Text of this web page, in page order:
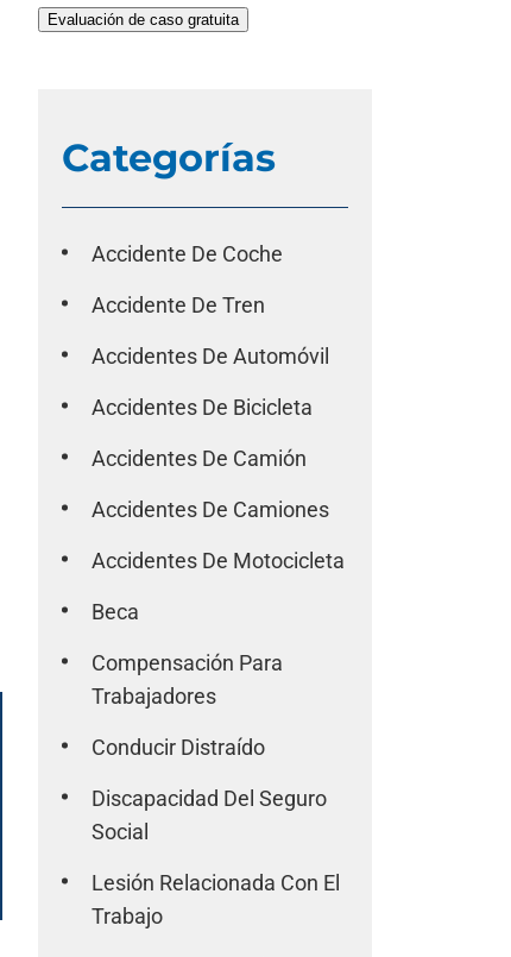
Evaluación de caso gratuita
Categorías
Accidente De Coche
Accidente De Tren
Accidentes De Automóvil
Accidentes De Bicicleta
Accidentes De Camión
Accidentes De Camiones
Accidentes De Motocicleta
Beca
Compensación Para
Trabajadores
Conducir Distraído
Discapacidad Del Seguro
Social
Lesión Relacionada Con El
Trabajo